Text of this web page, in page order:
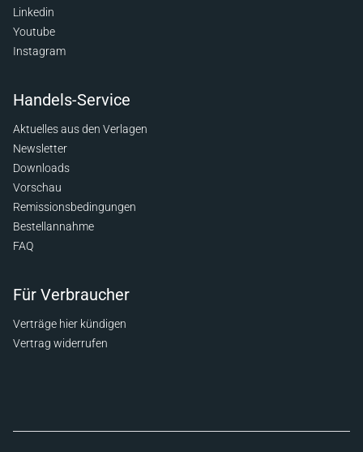
Linkedin
Youtube
Instagram
Handels-Service
Aktuelles aus den Verlagen
Newsletter
Downloads
Vorschau
Remissionsbedingungen
Bestellannahme
FAQ
Für Verbraucher
Verträge hier kündigen
Vertrag widerrufen